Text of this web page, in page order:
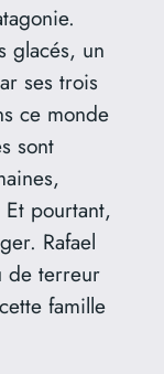
glacés, un
ses trois
ce monde
sont
pourtant,
Rafael
de terreur
famille